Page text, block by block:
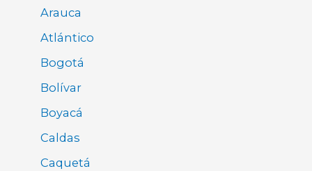
Arauca
Atlántico
Bogotá
Bolívar
Boyacá
Caldas
Caquetá